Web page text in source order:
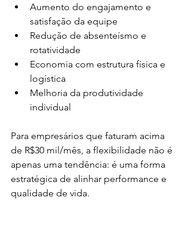
Aumento do engajamento e
satisfação da equipe
Redução de absenteísmo e
rotatividade
Economia com estrutura física e
logística
Melhoria da produtividade
individual
Para empresários que faturam acima
de R$30 mil/mês, a flexibilidade não é
apenas uma tendência: é uma forma
estratégica de alinhar performance e
qualidade de vida.